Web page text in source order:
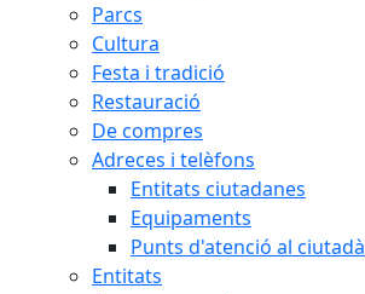
Parcs
Cultura
Festa i tradició
Restauració
De compres
Adreces i telèfons
Entitats ciutadanes
Equipaments
Punts d'atenció al ciutadà
Entitats